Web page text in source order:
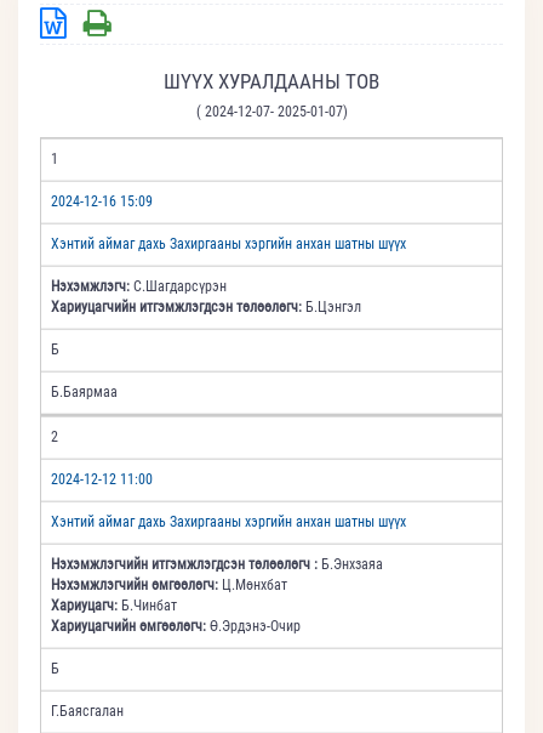
ШҮҮХ ХУРАЛДААНЫ ТОВ
( 2024-12-07- 2025-01-07)
1
2024-12-16 15:09
Хэнтий аймаг дахь Захиргааны хэргийн анхан шатны шүүх
Нэхэмжлэгч: С.Шагдарсүрэн
Хариуцагчийн итгэмжлэгдсэн төлөөлөгч: Б.Цэнгэл
Б
Б.Баярмаа
2
2024-12-12 11:00
Хэнтий аймаг дахь Захиргааны хэргийн анхан шатны шүүх
Нэхэмжлэгчийн итгэмжлэгдсэн төлөөлөгч : Б.Энхзаяа
Нэхэмжлэгчийн өмгөөлөгч: Ц.Мөнхбат
Хариуцагч: Б.Чинбат
Хариуцагчийн өмгөөлөгч: Ө.Эрдэнэ-Очир
Б
Г.Баясгалан